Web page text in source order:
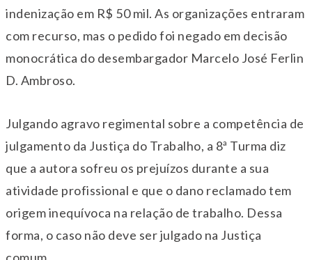
indenização em R$ 50 mil. As organizações entraram
com recurso, mas o pedido foi negado em decisão
monocrática do desembargador Marcelo José Ferlin
D. Ambroso.
Julgando agravo regimental sobre a competência de
julgamento da Justiça do Trabalho, a 8ª Turma diz
que a autora sofreu os prejuízos durante a sua
atividade profissional e que o dano reclamado tem
origem inequívoca na relação de trabalho. Dessa
forma, o caso não deve ser julgado na Justiça